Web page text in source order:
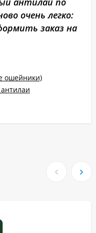
очень легко:
заказ на
ошейники)